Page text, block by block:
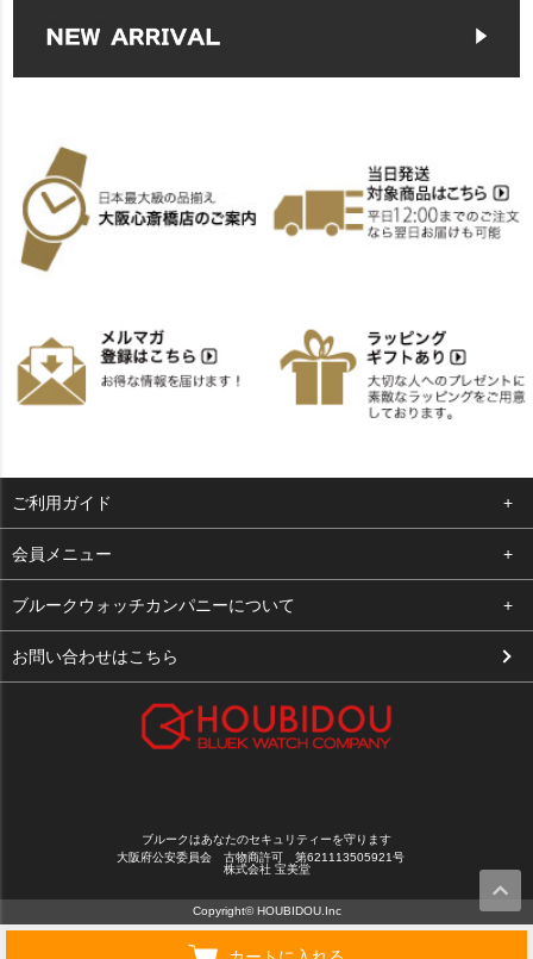
ご利用ガイド
よくある質問
支払い・送料
お客様の声
会員メニュー
ログイン
お気に入り
ブルークウォッチカンパニーについて
会社概要
お問い合わせはこちら
ブルークはあなたのセキュリティーを守ります
大阪府公安委員会 古物商許可 第621113505921号
株式会社 宝美堂
Copyright© HOUBIDOU.Inc